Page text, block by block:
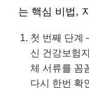
는 핵심 비법,
첫 번째 단계
신 건강보험
체 서류를 꼼
다시 한번 확